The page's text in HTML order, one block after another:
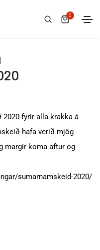
0
2020 fyrir alla krakka á
hafa verið mjög
margir koma aftur og
sumarnamskeid-2020/